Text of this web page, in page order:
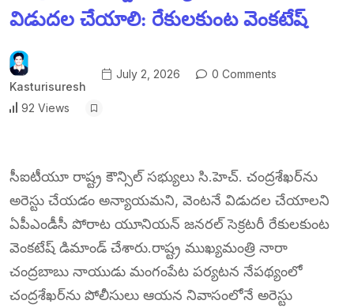
విడుదల చేయాలి: రేకులకుంట వెంకటేష్
Kasturisuresh
July 2, 2026 0 Comments
92 Views
సీఐటీయూ రాష్ట్ర కౌన్సిల్ సభ్యులు సి.హెచ్. చంద్రశేఖర్‌ను
అరెస్టు చేయడం అన్యాయమని, వెంటనే విడుదల చేయాలని
ఏపీఎండీసీ పోరాట యూనియన్ జనరల్ సెక్రటరీ రేకులకుంట
వెంకటేష్ డిమాండ్ చేశారు.రాష్ట్ర ముఖ్యమంత్రి నారా
చంద్రబాబు నాయుడు మంగంపేట పర్యటన నేపథ్యంలో
చంద్రశేఖర్‌ను పోలీసులు ఆయన నివాసంలోనే అరెస్టు